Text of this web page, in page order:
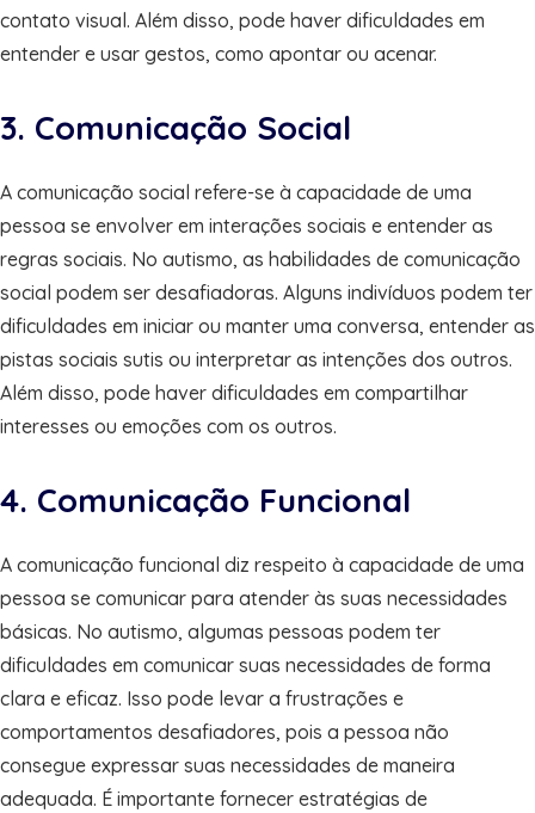
contato visual. Além disso, pode haver dificuldades em
entender e usar gestos, como apontar ou acenar.
3. Comunicação Social
A comunicação social refere-se à capacidade de uma
pessoa se envolver em interações sociais e entender as
regras sociais. No autismo, as habilidades de comunicação
social podem ser desafiadoras. Alguns indivíduos podem ter
dificuldades em iniciar ou manter uma conversa, entender as
pistas sociais sutis ou interpretar as intenções dos outros.
Além disso, pode haver dificuldades em compartilhar
interesses ou emoções com os outros.
4. Comunicação Funcional
A comunicação funcional diz respeito à capacidade de uma
pessoa se comunicar para atender às suas necessidades
básicas. No autismo, algumas pessoas podem ter
dificuldades em comunicar suas necessidades de forma
clara e eficaz. Isso pode levar a frustrações e
comportamentos desafiadores, pois a pessoa não
consegue expressar suas necessidades de maneira
adequada. É importante fornecer estratégias de